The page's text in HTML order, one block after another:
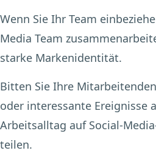
Wenn Sie Ihr Team
Media Team
starke Markenidentität.
Bitten Sie Ihre
oder interessante Ereignisse
Arbeitsalltag auf Social-
teilen.